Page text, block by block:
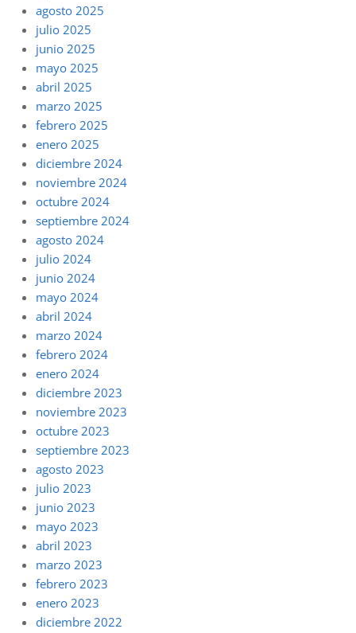
agosto 2025
julio 2025
junio 2025
mayo 2025
abril 2025
marzo 2025
febrero 2025
enero 2025
diciembre 2024
noviembre 2024
octubre 2024
septiembre 2024
agosto 2024
julio 2024
junio 2024
mayo 2024
abril 2024
marzo 2024
febrero 2024
enero 2024
diciembre 2023
noviembre 2023
octubre 2023
septiembre 2023
agosto 2023
julio 2023
junio 2023
mayo 2023
abril 2023
marzo 2023
febrero 2023
enero 2023
diciembre 2022